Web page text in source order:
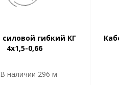
силовой гибкий КГ
4x1,5-0,66
В наличии 296 м